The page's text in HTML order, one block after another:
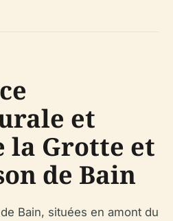
et
la Grotte et
de Bain
Bain, situées en amont du